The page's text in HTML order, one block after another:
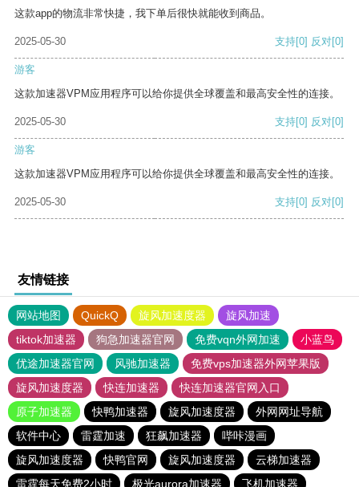
这款app的物流非常快捷，我下单后很快就能收到商品。
2025-05-30 支持[0] 反对[0]
游客
这款加速器VPM应用程序可以给你提供全球覆盖和最高安全性的连接。
2025-05-30 支持[0] 反对[0]
游客
这款加速器VPM应用程序可以给你提供全球覆盖和最高安全性的连接。
2025-05-30 支持[0] 反对[0]
友情链接
网站地图 QuickQ 旋风加速度器
旋风加速
tiktok加速器
狗急加速器官网 免费vqn外网加速
小蓝鸟
优途加速器官网
风驰加速器
免费vps加速器外网苹果版
旋风加速度器
快连加速器
快连加速器官网入口
原子加速器
快鸭加速器 旋风加速度器
外网网址导航
软件中心
雷霆加速 狂飙加速器
哔咔漫画
旋风加速度器
快鸭官网 旋风加速度器
云梯加速器
雷霆每天免费2小时
极光aurora加速器 飞机加速器